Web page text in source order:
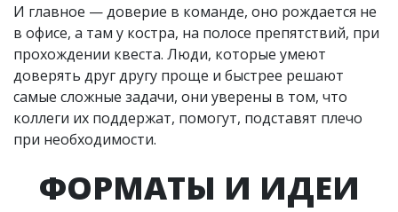
И главное — доверие в команде, оно рождается не
в офисе, а там у костра, на полосе препятствий, при
прохождении квеста. Люди, которые умеют
доверять друг другу проще и быстрее решают
самые сложные задачи, они уверены в том, что
коллеги их поддержат, помогут, подставят плечо
при необходимости.
ФОРМАТЫ И ИДЕИ